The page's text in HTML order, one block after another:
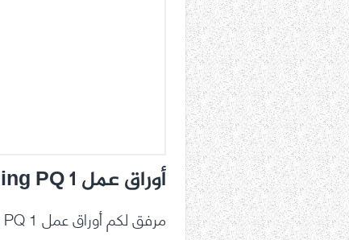
أوراق عمل Reading PQ 1 لغة إنجليزية صف سادس فصل ثالث
مرفق لكم أوراق عمل Reading PQ 1 لغة إنجليزية صف سادس فصل ثالث